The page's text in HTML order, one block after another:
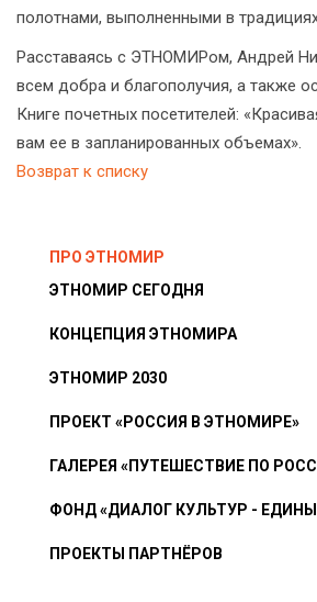
полотнами, выполненными в
Расставаясь с ЭТНОМИРом, Андрей
всем добра и благополучия, а также
Книге почетных посетителей:
вам ее в запланированных объемах».
Возврат к списку
ПРО ЭТНОМИР
ЭТНОМИР СЕГОДНЯ
КОНЦЕПЦИЯ ЭТНОМИРА
ЭТНОМИР 2030
ПРОЕКТ «РОССИЯ В ЭТНОМИРЕ»
ГАЛЕРЕЯ «ПУТЕШЕСТВИЕ ПО
ФОНД «ДИАЛОГ КУЛЬТУР -
ПРОЕКТЫ ПАРТНЁРОВ